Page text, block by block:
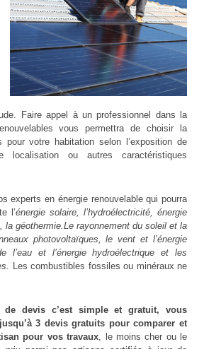
Faire appel à un professionnel dans la
vous permettra de choisir la
pour votre habitation selon l’exposition de
localisation ou autres caractéristiques
experts en énergie renouvelable qui pourra
l’énergie solaire, l’hydroélectricité, énergie
la géothermie.Le rayonnement du soleil et la
photovoltaïques, le vent et l’énergie
l’eau et l’énergie hydroélectrique et les
Les combustibles fossiles ou minéraux ne
de devis c’est simple et gratuit, vous
3 devis gratuits pour comparer et
pour vos travaux , le moins cher ou le